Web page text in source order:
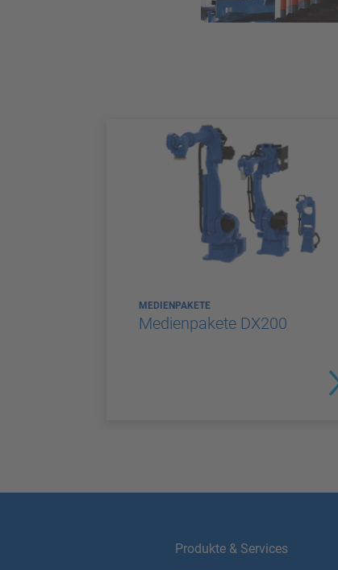
MEDIENPAKETE
Medienpakete DX200
Produkte & Services